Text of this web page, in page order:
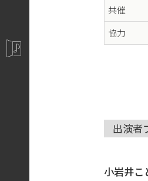
共催
協力
出演者
小岩井こ